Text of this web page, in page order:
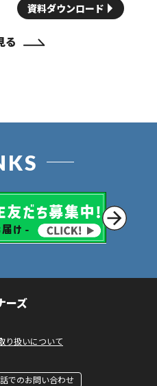
資料ダウンロード
る
ーズ
り扱いについて
でのお問い合わせ